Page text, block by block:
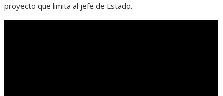
proyecto que limita al jefe de Estado.